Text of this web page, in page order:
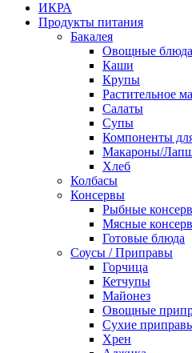
ИКРА
Продукты питания
Бакалея
Овощные блюда
Каши
Крупы
Растительное
Салаты
Супы
Компоненты
Макароны/
Хлеб
Колбасы
Консервы
Рыбные
Мясные
Готовые блюда
Соусы / Приправы
Горчица
Кетчупы
Майонез
Овощные
Сухие
Хрен